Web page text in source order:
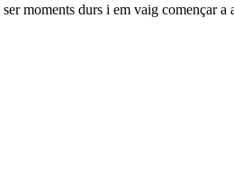
moments durs i em vaig començar a